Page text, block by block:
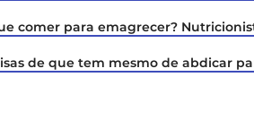
comer para emagrecer?
de que tem mesmo de abdicar